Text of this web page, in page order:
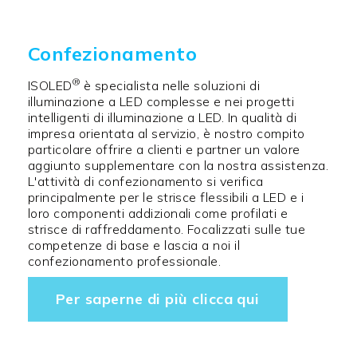
Confezionamento
ISOLED® è specialista nelle soluzioni di
illuminazione a LED complesse e nei progetti
intelligenti di illuminazione a LED. In qualità di
impresa orientata al servizio, è nostro compito
particolare offrire a clienti e partner un valore
aggiunto supplementare con la nostra assistenza.
L'attività di confezionamento si verifica
principalmente per le strisce flessibili a LED e i
loro componenti addizionali come profilati e
strisce di raffreddamento. Focalizzati sulle tue
competenze di base e lascia a noi il
confezionamento professionale.
Per saperne di più clicca qui